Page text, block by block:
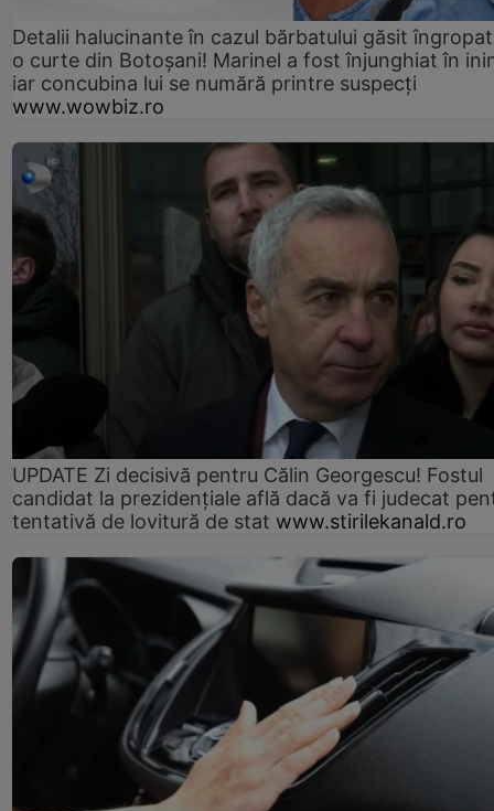
Detalii halucinante în cazul bărbatului găsit
o curte din Botoșani! Marinel a fost înjunghiat în
iar concubina lui se numără printre suspecți
www.wowbiz.ro
UPDATE Zi decisivă pentru Călin Georgescu! Fostul
candidat la prezidențiale află dacă va fi judecat
tentativă de lovitură de stat www.stirilekanald.ro